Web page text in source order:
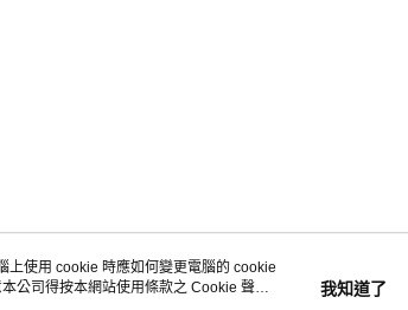
客服資訊
上使用 cookie 時應如何變更電腦的 cookie
公司得按本網站使用條款之 Cookie 聲明
我知道了